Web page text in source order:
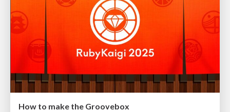
How to make the Groovebox